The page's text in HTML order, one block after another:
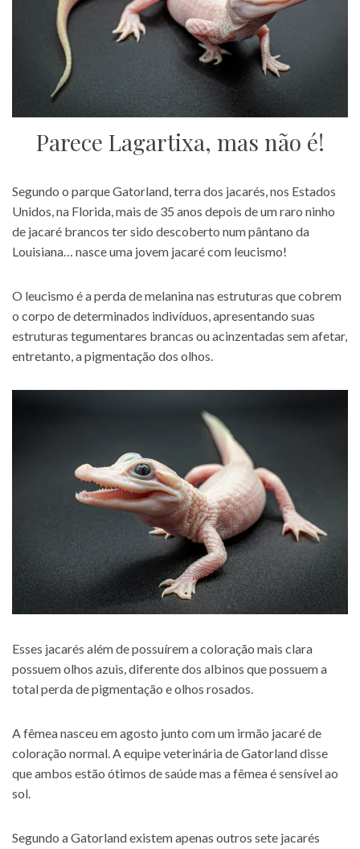
Parece Lagartixa, mas não é!
Segundo o parque Gatorland, terra dos jacarés, nos Estados
Unidos, na Florida, mais de 35 anos depois de um raro ninho
de jacaré brancos ter sido descoberto num pântano da
Louisiana… nasce uma jovem jacaré com leucismo!
O leucismo é a perda de melanina nas estruturas que cobrem
o corpo de determinados indivíduos, apresentando suas
estruturas tegumentares brancas ou acinzentadas sem afetar,
entretanto, a pigmentação dos olhos.
Esses jacarés além de possuírem a coloração mais clara
possuem olhos azuis, diferente dos albinos que possuem a
total perda de pigmentação e olhos rosados.
A fêmea nasceu em agosto junto com um irmão jacaré de
coloração normal. A equipe veterinária de Gatorland disse
que ambos estão ótimos de saúde mas a fêmea é sensível ao
sol.
Segundo a Gatorland existem apenas outros sete jacarés